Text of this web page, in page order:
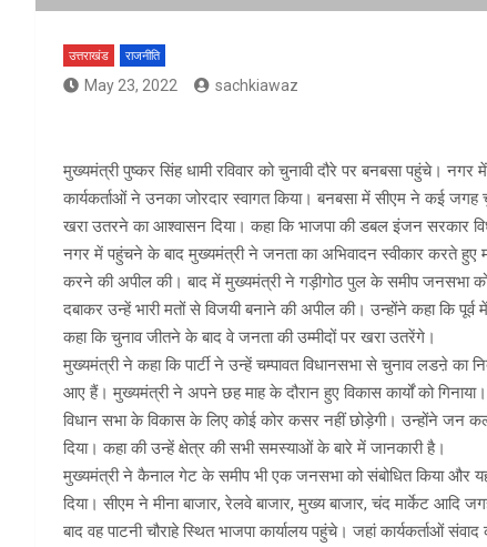
उत्तराखंड राजनीति
May 23, 2022 sachkiawaz
मुख्यमंत्री पुष्कर सिंह धामी रविवार को चुनावी दौरे पर बनबसा पहुंचे।
कार्यकर्ताओं ने उनका जोरदार स्वागत किया। बनबसा में सीएम ने कई
खरा उतरने का आश्वासन दिया। कहा कि भाजपा की डबल इंजन सरकार
नगर में पहुंचने के बाद मुख्यमंत्री ने जनता का अभिवादन स्वीकार करते हुए
करने की अपील की। बाद में मुख्यमंत्री ने गड़ीगोठ पुल के समीप जनसभा
दबाकर उन्हें भारी मतों से विजयी बनाने की अपील की। उन्होंने कहा कि पूर्व
कहा कि चुनाव जीतने के बाद वे जनता की उम्मीदों पर खरा उतरेंगे।
मुख्यमंत्री ने कहा कि पार्टी ने उन्हें चम्पावत विधानसभा से चुनाव लडऩे का
आए हैं। मुख्यमंत्री ने अपने छह माह के दौरान हुए विकास कार्यों को
विधान सभा के विकास के लिए कोई कोर कसर नहीं छोड़ेगी। उन्होंने जन
दिया। कहा की उन्हें क्षेत्र की सभी समस्याओं के बारे में जानकारी है।
मुख्यमंत्री ने कैनाल गेट के समीप भी एक जनसभा को संबोधित किया और
दिया। सीएम ने मीना बाजार, रेलवे बाजार, मुख्य बाजार, चंद मार्केट
बाद वह पाटनी चौराहे स्थित भाजपा कार्यालय पहुंचे। जहां कार्यकर्ताओं